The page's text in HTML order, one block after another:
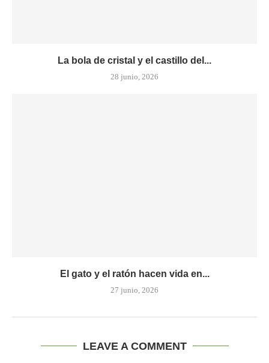
La bola de cristal y el castillo del...
28 junio, 2026
El gato y el ratón hacen vida en...
27 junio, 2026
LEAVE A COMMENT